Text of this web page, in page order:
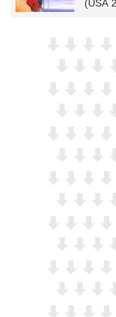
(USA